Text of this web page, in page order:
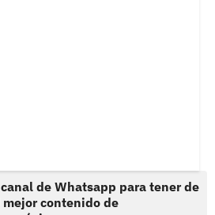
de Whatsapp para tener de
contenido de